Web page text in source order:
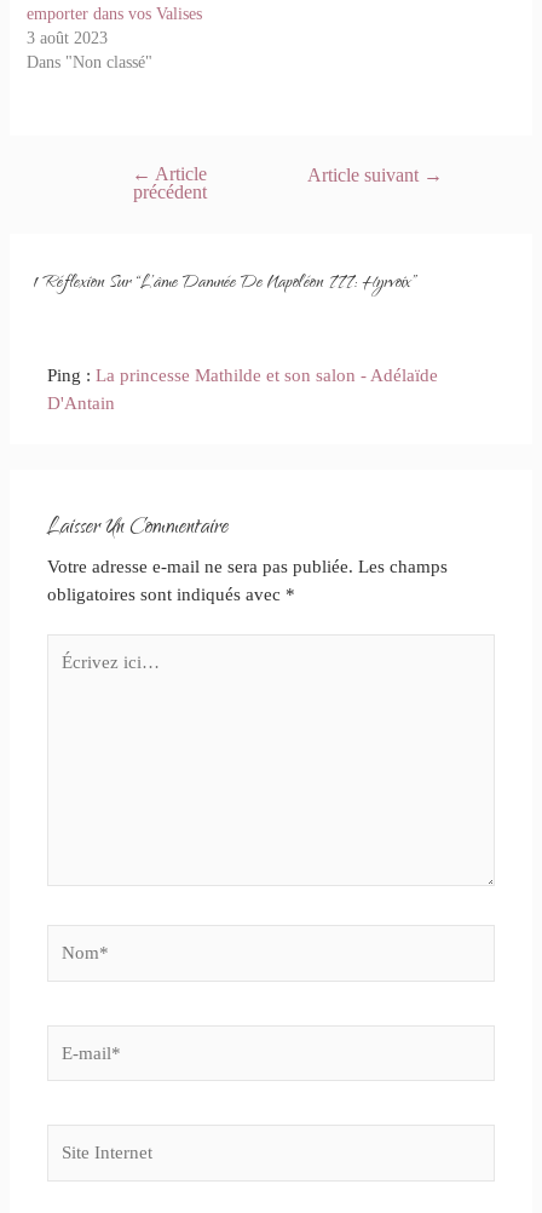
emporter dans vos Valises
3 août 2023
Dans "Non classé"
← Article
précédent
Article suivant →
1 Réflexion Sur “L’âme Damnée De Napoléon III: Hyrvoix”
Ping :La princesse Mathilde et son salon - Adélaïde
D'Antain
Laisser Un Commentaire
Votre adresse e-mail ne sera pas publiée. Les champs
obligatoires sont indiqués avec *